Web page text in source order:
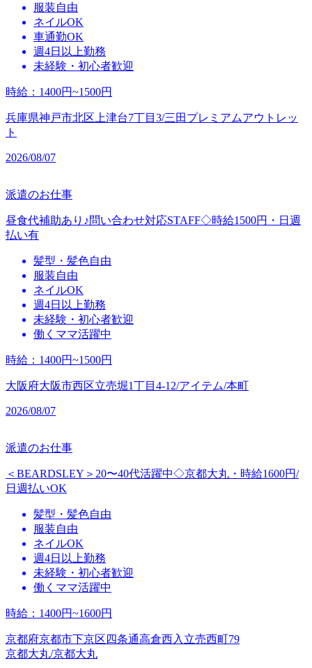
服装自由
ネイルOK
車通勤OK
週4日以上勤務
未経験・初心者歓迎
時給 ： 1400円~1500円
兵庫県神戸市北区上津台7丁目3/三田プレミアムアウトレッ
ト
2026/08/07
派遣のお仕事
昼食代補助あり♪問い合わせ対応STAFF◇時給1500円・日週
払い有
髪型・髪色自由
服装自由
ネイルOK
週4日以上勤務
未経験・初心者歓迎
働くママ活躍中
時給 ： 1400円~1500円
大阪府大阪市西区立売堀1丁目4-12/アイテム/本町
2026/08/07
派遣のお仕事
＜BEARDSLEY＞20〜40代活躍中◇京都大丸・時給1600円/
日週払いOK
髪型・髪色自由
服装自由
ネイルOK
週4日以上勤務
未経験・初心者歓迎
働くママ活躍中
時給 ： 1400円~1600円
京都府京都市下京区四条通高倉西入立売西町79
京都大丸/京都大丸